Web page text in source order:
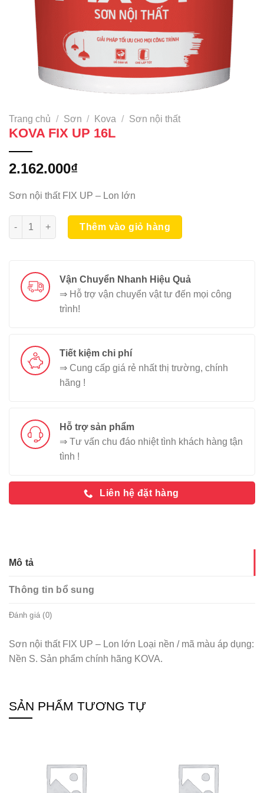
Trang chủ / Sơn / Kova / Sơn nội thất
KOVA FIX UP 16L
2.162.000₫
Sơn nội thất FIX UP – Lon lớn
KOVA FIX UP 16L số lượng
Thêm vào giỏ hàng
Vận Chuyển Nhanh Hiệu Quả
⇒ Hỗ trợ vận chuyển vật tư đến mọi công
trình!
Tiết kiệm chi phí
⇒ Cung cấp giá rẻ nhất thị trường, chính
hãng !
Hỗ trợ sản phẩm
⇒ Tư vấn chu đáo nhiệt tình khách hàng tận
tình !
Liên hệ đặt hàng
Mô tả
Thông tin bổ sung
Đánh giá (0)
Sơn nội thất FIX UP – Lon lớn Loại nền / mã màu áp dụng:
Nền S. Sản phẩm chính hãng KOVA.
SẢN PHẨM TƯƠNG TỰ